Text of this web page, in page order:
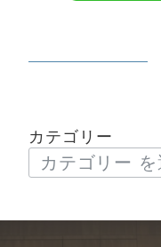
カテゴリー